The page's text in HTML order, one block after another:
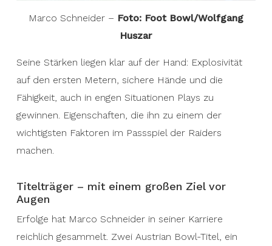
Marco Schneider – Foto: Foot Bowl/Wolfgang
Huszar
Seine Stärken liegen klar auf der Hand: Explosivität
auf den ersten Metern, sichere Hände und die
Fähigkeit, auch in engen Situationen Plays zu
gewinnen. Eigenschaften, die ihn zu einem der
wichtigsten Faktoren im Passspiel der Raiders
machen.
Titelträger – mit einem großen Ziel vor
Augen
Erfolge hat Marco Schneider in seiner Karriere
reichlich gesammelt. Zwei Austrian Bowl-Titel, ein